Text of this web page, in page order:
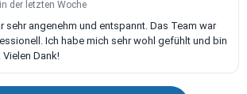
für ein tolles Trainingserlebnis.
Team der Rehabox Vitalis Lierenfeld, ich
gerne und kann das Studio mit bestem
in der letzten Woche
sehr angenehm und entspannt. Das Team war
Ich habe mich sehr wohl gefühlt und bin
Dank!